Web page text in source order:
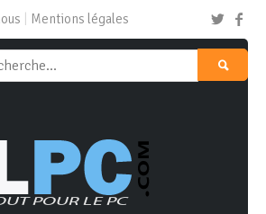
Mentions légales